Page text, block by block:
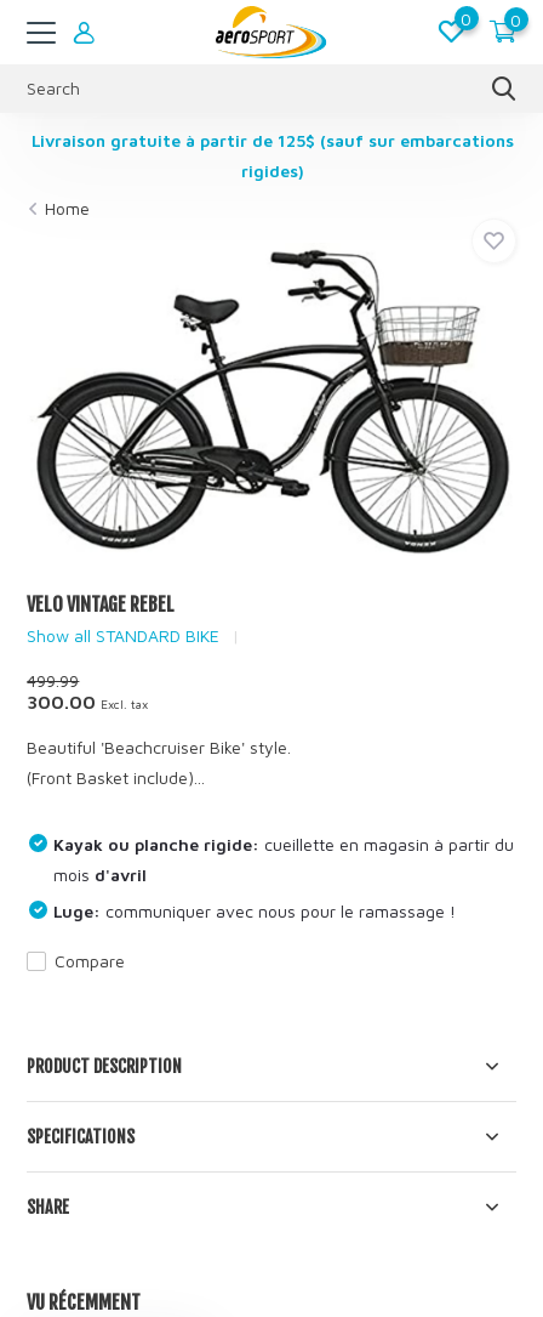
0 0
Livraison gratuite à partir de 125$ (sauf sur embarcations
rigides)
Home
VELO VINTAGE REBEL
Show all STANDARD BIKE
499.99
300.00 Excl. tax
Beautiful 'Beachcruiser Bike' style.
(Front Basket include)...
Kayak ou planche rigide: cueillette en magasin à partir du
mois d'avril
Luge: communiquer avec nous pour le ramassage !
Compare
PRODUCT DESCRIPTION
SPECIFICATIONS
SHARE
VU RÉCEMMENT